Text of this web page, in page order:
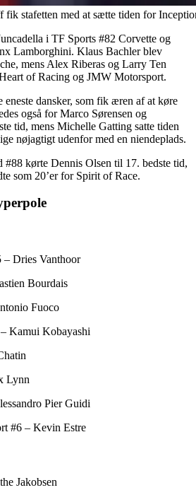
fik stafetten med at sætte tiden for
i TF Sports #82 Corvette og
Lamborghini. Klaus Bachler blev
mens Alex Riberas og Larry Ten
of Racing og JMW Motorsport.
dansker, som fik æren af at køre
også for Marco Sørensen og
tid, mens Michelle Gatting satte tiden
nøjagtigt udenfor med en niendeplads.
#88 kørte Dennis Olsen til 17. bedste tid,
som 20’er for Spirit of Race.
Dries Vanthoor
Bourdais
Fuoco
Kamui Kobayashi
Lynn
Pier Guidi
#6 – Kevin Estre
Jakobsen